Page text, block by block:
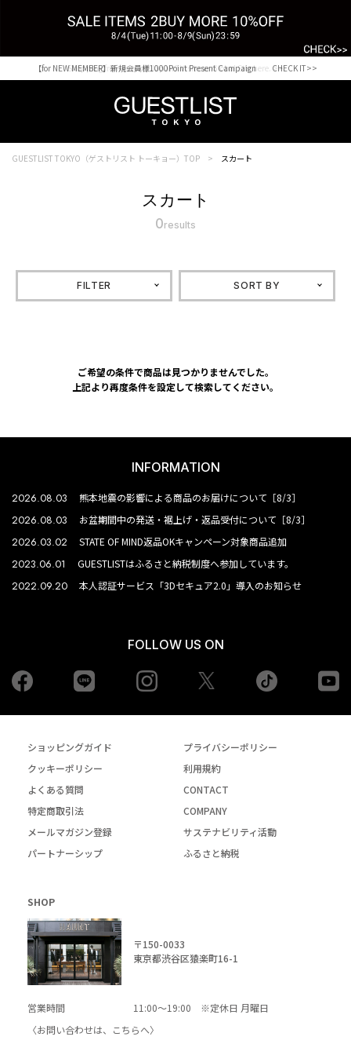
Shopping from outside Japan? Visit our Global Site here. >>
【for NEW MEMBER】新規会員様1000Point Present Campaign CHECK IT>>
GUESTLIST TOKYO（ゲストリスト トーキョー）TOP スカート
スカート
0results
FILTER SORT BY
ご希望の条件で商品は見つかりませんでした。
上記より再度条件を設定して検索してください。
INFORMATION
2026.08.03 熊本地震の影響による商品のお届けについて［8/3］
2026.08.03 お盆期間中の発送・裾上げ・返品受付について［8/3］
2026.03.02 STATE OF MIND返品OKキャンペーン対象商品追加
2023.06.01 GUESTLISTはふるさと納税制度へ参加しています。
2022.09.20 本人認証サービス「3Dセキュア2.0」導入のお知らせ
FOLLOW US ON
Facebook Instagram tiktok
ショッピングガイド
プライバシーポリシー
クッキーポリシー
利用規約
よくある質問
CONTACT
特定商取引法
COMPANY
メールマガジン登録
サステナビリティ活動
パートナーシップ
ふるさと納税
SHOP
〒150-0033
東京都渋谷区猿楽町16-1
営業時間
11:00～19:00 ※定休日 月曜日
〈お問い合わせは、
こちらへ〉